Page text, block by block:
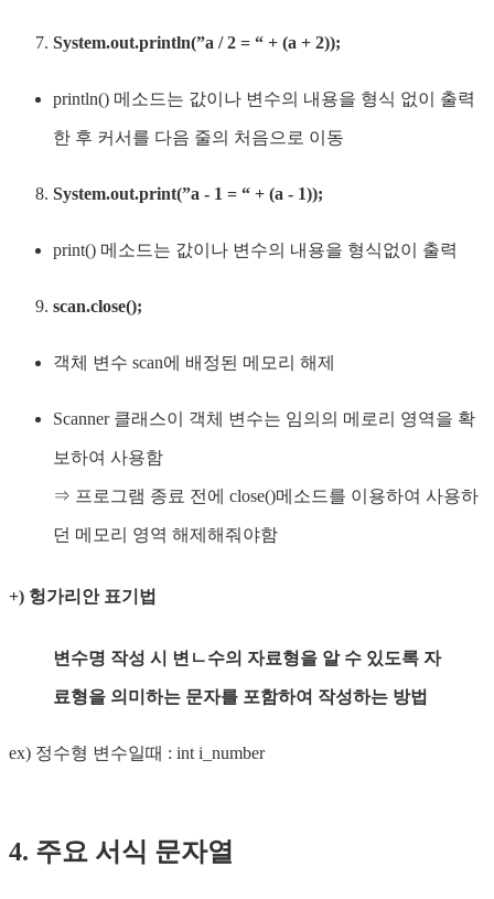
System.out.println(”a / 2 = “ + (a + 2));
println() 메소드는 값이나 변수의 내용을 형식 없이 출력
한 후 커서를 다음 줄의 처음으로 이동
System.out.print(”a - 1 = “ + (a - 1));
print() 메소드는 값이나 변수의 내용을 형식없이 출력
scan.close();
객체 변수 scan에 배정된 메모리 해제
Scanner 클래스이 객체 변수는 임의의 메로리 영역을 확
보하여 사용함
⇒ 프로그램 종료 전에 close()메소드를 이용하여 사용하
던 메모리 영역 해제해줘야함
+) 헝가리안 표기법
변수명 작성 시 변ㄴ수의 자료형을 알 수 있도록 자
료형을 의미하는 문자를 포함하여 작성하는 방법
ex) 정수형 변수일때 : int i_number
4. 주요 서식 문자열